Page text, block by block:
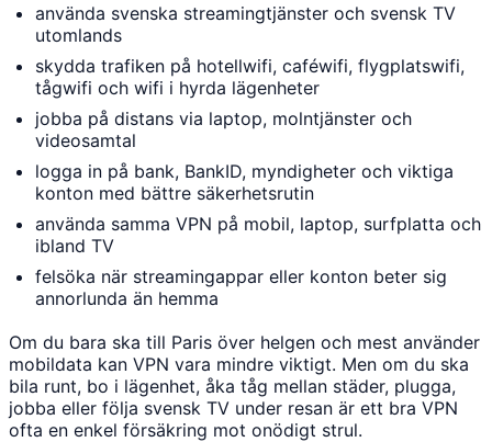
använda svenska streamingtjänster och svensk TV
utomlands
skydda trafiken på hotellwifi, caféwifi, flygplatswifi,
tågwifi och wifi i hyrda lägenheter
jobba på distans via laptop, molntjänster och
videosamtal
logga in på bank, BankID, myndigheter och viktiga
konton med bättre säkerhetsrutin
använda samma VPN på mobil, laptop, surfplatta och
ibland TV
felsöka när streamingappar eller konton beter sig
annorlunda än hemma
Om du bara ska till Paris över helgen och mest använder
mobildata kan VPN vara mindre viktigt. Men om du ska
bila runt, bo i lägenhet, åka tåg mellan städer, plugga,
jobba eller följa svensk TV under resan är ett bra VPN
ofta en enkel försäkring mot onödigt strul.